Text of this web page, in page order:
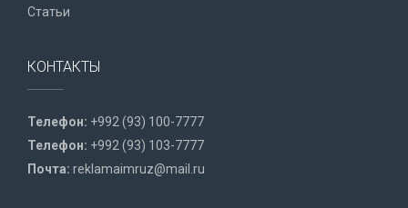
Статьи
КОНТАКТЫ
Телефон: +992 (93) 100-7777
Телефон: +992 (93) 103-7777
Почта: reklamaimruz@mail.ru